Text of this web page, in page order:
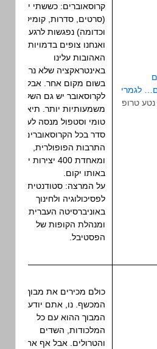
קרוסאוברים: כששתי יצירות
(סרטים, סדרות, קומיקס
וכדומה) נפגשות לרגע,
ואנחנו צופים בדמויות
האהובות עלינו
באינטראקציה שלא נראה
בשום מקום אחר. אבל
לקרוסאובר יש גם השלכות
משמעותיות יותר. תיאוריית
טומי וסטפול מנסה לעשות
סדר בכל הקרוסאוברים של
התרבות הפופולרית,
ומאחדת 400 יצירות יחד
באותו יקום.
על המרצה: סטודנטית
לפסיכולוגיה ולחינוך
באוניברסיטה העברית
ומנהלת הקופות של
הפסטיבל.
כולם מכירים את מבוך
המכשף. נו, אתם יודעים –
המבוך ההוא עם כל
המלכודות, השדים
והטרולים. אבל אף אחד לא